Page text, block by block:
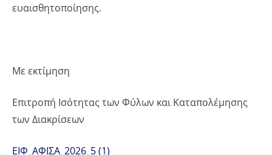
ευαισθητοποίησης.
Με εκτίμηση
Επιτροπή Ισότητας των Φύλων και Καταπολέμησης
των Διακρίσεων
ΕΙΦ_ΑΦΙΣΑ_2026_5 (1)